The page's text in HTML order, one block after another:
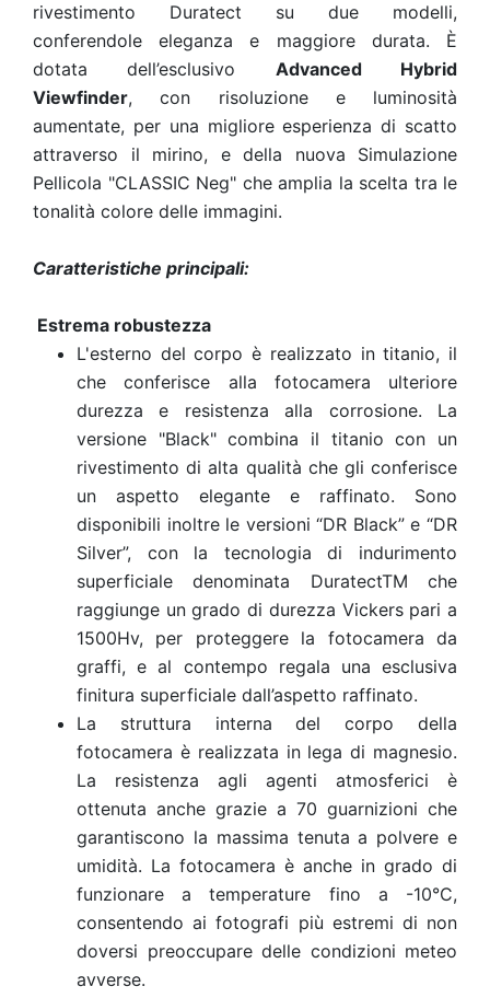
rivestimento Duratect su due modelli,
conferendole eleganza e maggiore durata. È
dotata dell’esclusivo Advanced Hybrid
Viewfinder, con risoluzione e luminosità
aumentate, per una migliore esperienza di scatto
attraverso il mirino, e della nuova Simulazione
Pellicola "CLASSIC Neg" che amplia la scelta tra le
tonalità colore delle immagini.
Caratteristiche principali:
Estrema robustezza
L'esterno del corpo è realizzato in titanio, il
che conferisce alla fotocamera ulteriore
durezza e resistenza alla corrosione. La
versione "Black" combina il titanio con un
rivestimento di alta qualità che gli conferisce
un aspetto elegante e raffinato. Sono
disponibili inoltre le versioni “DR Black” e “DR
Silver”, con la tecnologia di indurimento
superficiale denominata DuratectTM che
raggiunge un grado di durezza Vickers pari a
1500Hv, per proteggere la fotocamera da
graffi, e al contempo regala una esclusiva
finitura superficiale dall’aspetto raffinato.
La struttura interna del corpo della
fotocamera è realizzata in lega di magnesio.
La resistenza agli agenti atmosferici è
ottenuta anche grazie a 70 guarnizioni che
garantiscono la massima tenuta a polvere e
umidità. La fotocamera è anche in grado di
funzionare a temperature fino a -10°C,
consentendo ai fotografi più estremi di non
doversi preoccupare delle condizioni meteo
avverse.